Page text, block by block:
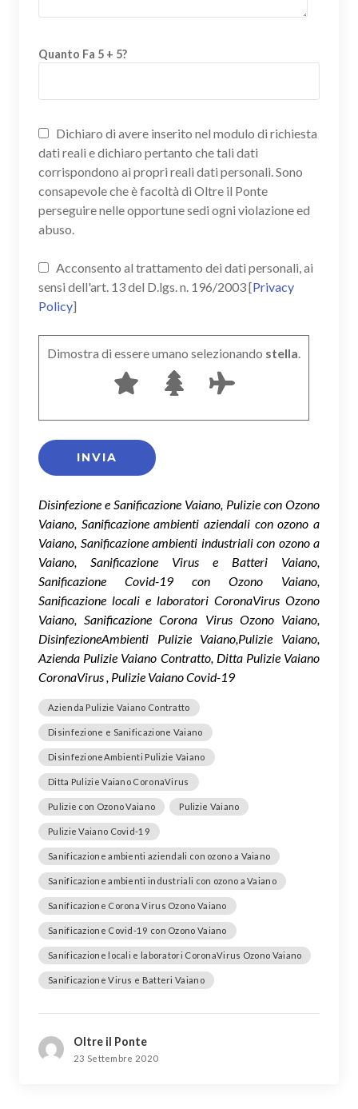
Quanto Fa 5 + 5?
Dichiaro di avere inserito nel modulo di richiesta
dati reali e dichiaro pertanto che tali dati
corrispondono ai propri reali dati personali. Sono
consapevole che è facoltà di Oltre il Ponte
perseguire nelle opportune sedi ogni violazione ed
abuso.
Acconsento al trattamento dei dati personali, ai
sensi dell'art. 13 del D.lgs. n. 196/2003 [Privacy
Policy]
Dimostra di essere umano selezionando stella.
Disinfezione e Sanificazione Vaiano, Pulizie con Ozono
Vaiano, Sanificazione ambienti aziendali con ozono a
Vaiano, Sanificazione ambienti industriali con ozono a
Vaiano, Sanificazione Virus e Batteri Vaiano,
Sanificazione Covid-19 con Ozono Vaiano,
Sanificazione locali e laboratori CoronaVirus Ozono
Vaiano, Sanificazione Corona Virus Ozono Vaiano,
DisinfezioneAmbienti Pulizie Vaiano,Pulizie Vaiano,
Azienda Pulizie Vaiano Contratto, Ditta Pulizie Vaiano
CoronaVirus , Pulizie Vaiano Covid-19
Azienda Pulizie Vaiano Contratto
Disinfezione e Sanificazione Vaiano
DisinfezioneAmbienti Pulizie Vaiano
Ditta Pulizie Vaiano CoronaVirus
Pulizie con Ozono Vaiano Pulizie Vaiano
Pulizie Vaiano Covid-19
Sanificazione ambienti aziendali con ozono a Vaiano
Sanificazione ambienti industriali con ozono a Vaiano
Sanificazione Corona Virus Ozono Vaiano
Sanificazione Covid-19 con Ozono Vaiano
Sanificazione locali e laboratori CoronaVirus Ozono Vaiano
Sanificazione Virus e Batteri Vaiano
Oltre il Ponte
23 Settembre 2020